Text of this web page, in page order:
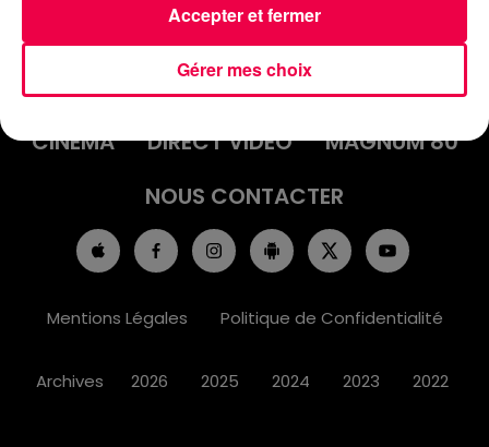
INFOS
AGENDA
JEUX
PODCASTS
CINÉMA
DIRECT VIDÉO
MAGNUM 80
NOUS CONTACTER
Mentions Légales Politique de Confidentialité
Archives 2026 2025 2024 2023 2022
Gérer mes choix
Accepter et fermer